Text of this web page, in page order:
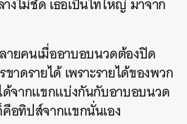
ไม่ชัด เธอเป็นไทใหญ่ มาจาก
ายคนเมื่ออาบอบนวดต้องปิด
าดรายได้ เพราะรายได้ของพวก
ด้จากแขกแบ่งกันกับอาบอบนวด
อทิปส์จากแขกนั่นเอง